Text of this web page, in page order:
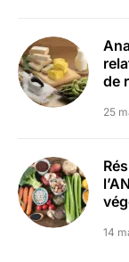
de
25
14